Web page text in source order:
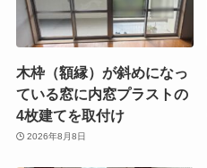
木枠（額縁）が斜めになっ
ている窓に内窓プラストの
4枚建てを取付け
2026年8月8日